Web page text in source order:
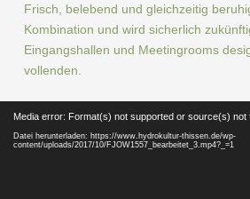
Frisch, belebend und gleichzeitig
Kombination und wird sicherlich
Eingangshallen und Meetingrooms
vollenden.
Player
Media error: Format(s) not supported or source(s) not
Datei herunterladen: https://www.hydrokultur-thissen.de/wp-
content/uploads/2017/10/FJOW1557_bearbeitet_3.mp4?_=1